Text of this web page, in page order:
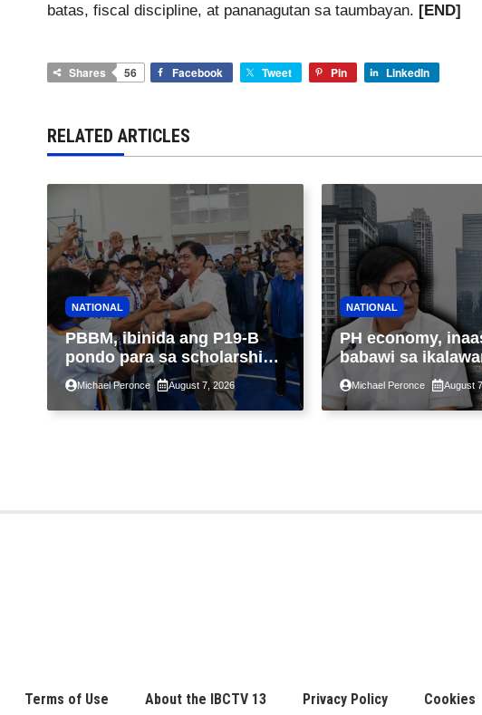
batas, fiscal discipline, at pananagutan sa taumbayan. [END]
Shares 56 Facebook Tweet Pin LinkedIn
RELATED ARTICLES
NATIONAL
PBBM, ibinida ang P19-B
pondo para sa scholarship
ngayong taon, pinakamalaki
sa kasaysayan ng TESDA
Michael Peronce August 7, 2026
NATIONAL
PH economy,
babawi sa
ng taon kasunod
GDP dulot ng
war, pagkaantala
Michael Peronce August
Terms of Use About the IBCTV 13 Privacy Policy Cookies